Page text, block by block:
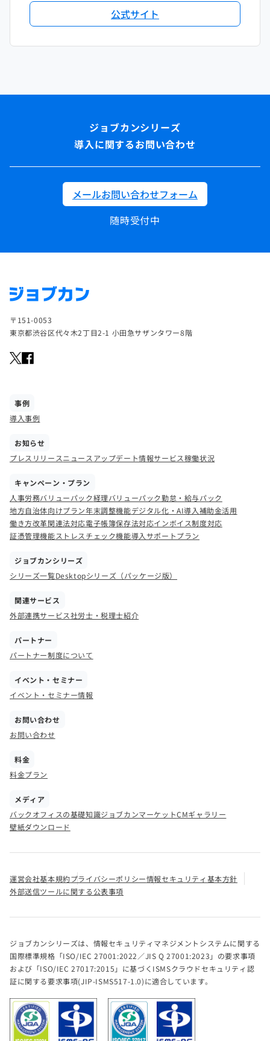
公式サイト
導入に関するお問い合わせ
メールお問い合わせフォーム
随時受付中
〒151-0053
東京都渋谷区代々木2丁目2-1 小田急サザンタワー8階
事例
導入事例
お知らせ
プレスリリースニュース アップデート情報サービス稼働状況
キャンペーン・プラン
人事労務バリューパック経理バリューパック勤怠・給与パック
地方自治体向けプラン年末調整機能デジタル化・AI導入補助金活用
働き方改革関連法対応電子帳簿保存法対応インボイス制度対応
証憑管理機能ストレスチェック機能導入サポートプラン
ジョブカンシリーズ
シリーズ一覧Desktopシリーズ（パッケージ版）
関連サービス
外部連携サービス社労士・税理士紹介
パートナー
パートナー制度について
イベント・セミナー
イベント・セミナー情報
お問い合わせ
お問い合わせ
料金
料金プラン
メディア
バックオフィスの基礎知識ジョブカンマーケットCMギャラリー
壁紙ダウンロード
運営会社基本規約プライバシーポリシー情報セキュリティ基本方針
外部送信ツールに関する公表事項
ジョブカンシリーズは、情報セキュリティマネジメントシステムに関する
国際標準規格「ISO/IEC 27001:2022／JIS Q 27001:2023」の要求事項
および「ISO/IEC 27017:2015」に基づくISMSクラウドセキュリティ認
証に関する要求事項(JIP-ISMS517-1.0)に適合しています。